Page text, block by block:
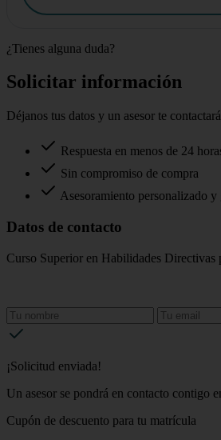
¿Tienes alguna duda?
Solicitar información
Déjanos tus datos y un asesor te
Respuesta en menos de 24
Sin compromiso de compra
Asesoramiento personalizado y
Datos de contacto
Curso Superior en Habilidades Directivas
¡Solicitud enviada!
Un asesor se pondrá en contacto contigo
Cupón de descuento para tu matrícula